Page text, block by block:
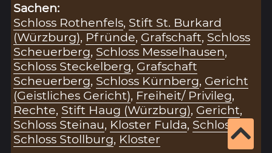
Sachen:
Schloss Rothenfels, Stift St. Burkard
(Würzburg), Pfründe, Grafschaft, Schloss
Scheuerberg, Schloss Messelhausen,
Schloss Steckelberg, Grafschaft
Scheuerberg, Schloss Kürnberg, Gericht
(Geistliches Gericht), Freiheit/ Privileg,
Rechte, Stift Haug (Würzburg), Gericht,
Schloss Steinau, Kloster Fulda, Schloss
Schloss Stollburg, Kloster